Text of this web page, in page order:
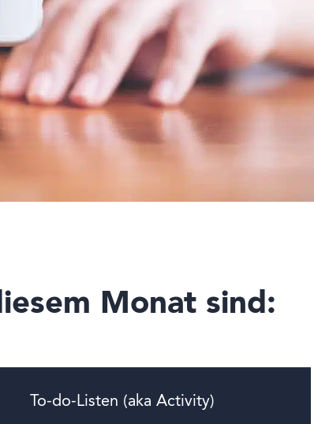
Monat sind:
To-do-Listen (aka Activity)